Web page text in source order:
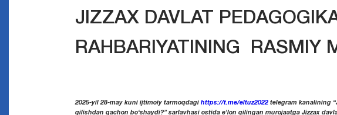
JIZZAX DAVLAT
RAHBARIYATINING RASMIY
2025-yil 28-may kuni ijtimoiy tarmoqdagihttps://t.me/eltuz2022 telegram kanalining
qilishdan qachon bo‘shaydi?” sarlavhasi ostida e’lon qilingan murojaatga Jizzax